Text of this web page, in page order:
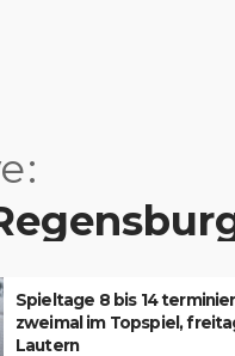
Spieltage 8 bis 14
zweimal im Topspiel,
Lautern